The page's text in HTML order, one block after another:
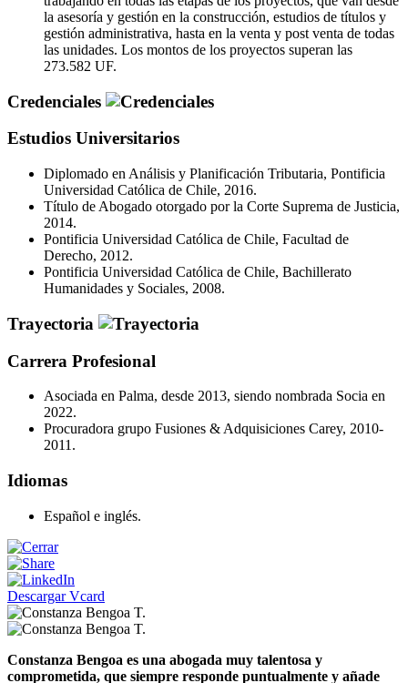
la asesoría y gestión en la construcción, estudios de títulos y
gestión administrativa, hasta en la venta y post venta de todas
las unidades. Los montos de los proyectos superan las
273.582 UF.
Credenciales
Estudios Universitarios
Diplomado en Análisis y Planificación Tributaria, Pontificia
Universidad Católica de Chile, 2016.
Título de Abogado otorgado por la Corte Suprema de Justicia,
2014.
Pontificia Universidad Católica de Chile, Facultad de
Derecho, 2012.
Pontificia Universidad Católica de Chile, Bachillerato
Humanidades y Sociales, 2008.
Trayectoria
Carrera Profesional
Asociada en Palma, desde 2013, siendo nombrada Socia en
2022.
Procuradora grupo Fusiones & Adquisiciones Carey, 2010-
2011.
Idiomas
Español e inglés.
Descargar Vcard
Constanza Bengoa es una abogada muy talentosa y
comprometida, que siempre responde puntualmente y añade